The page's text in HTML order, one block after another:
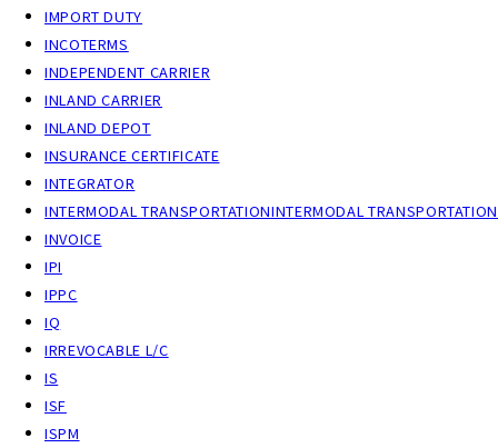
よくあるご質問
物流トピックス
ENGLISH
IMPORT DUTY
INCOTERMS
INDEPENDENT CARRIER
INLAND CARRIER
INLAND DEPOT
INSURANCE CERTIFICATE
INTEGRATOR
INTERMODAL TRANSPORTATIONINTERMODAL TRANSPORTATION
INVOICE
IPI
IPPC
IQ
IRREVOCABLE L/C
IS
ISF
ISPM